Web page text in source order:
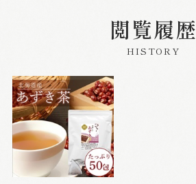
閲覧履歴
HISTORY